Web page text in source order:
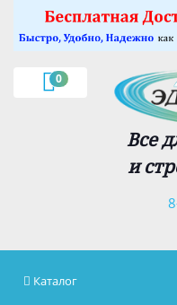
0
Все
и
Каталог